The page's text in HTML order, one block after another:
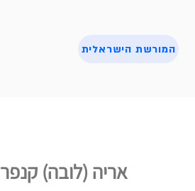
המורשת הישראלית
אריה (לובה) קנפר